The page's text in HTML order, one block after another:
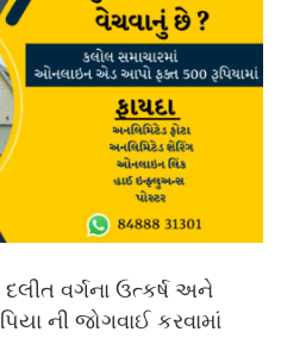
દલીત વર્ગના ઉત્કર્ષ અને
ની જોગવાઈ કરવામાં